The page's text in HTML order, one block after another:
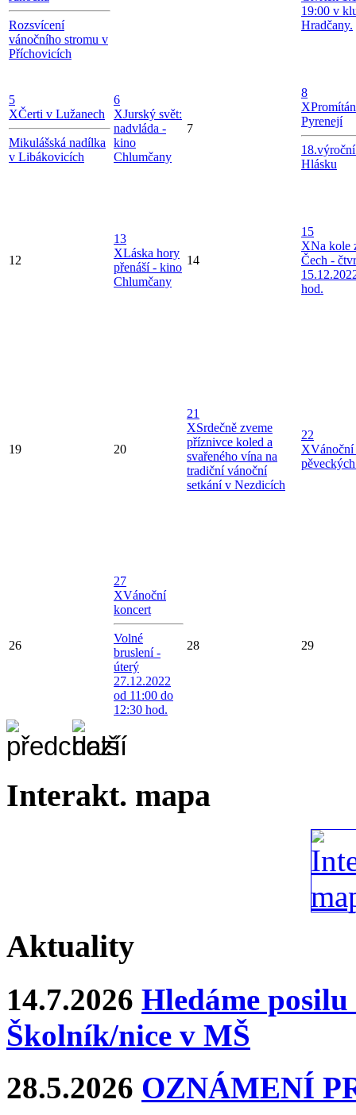
Rozsvícení
vánočního stromu v
Příchovicích
19:00 v
Hradčany.
5
XČerti v Lužanech
Mikulášská nadílka
v Libákovicích
6
XJurský svět:
nadvláda -
kino
Chlumčany
7
8
X
Pyrenejí
Hlásku
12
13
XLáska hory
přenáší - kino
Chlumčany
14
15
XNa kole
Čech -
hod.
19 20
21
XSrdečně zveme
příznivce koled a
svařeného vína na
tradiční vánoční
setkání v Nezdicích
22
XVánoční
26
27
XVánoční
koncert
Volné
bruslení -
úterý
27.12.2022
od 11:00 do
12:30 hod.
28 29
Interakt. mapa
Aktuality
14.7.2026 Hledáme
Školník/nice v MŠ
28.5.2026 OZNÁMENÍ